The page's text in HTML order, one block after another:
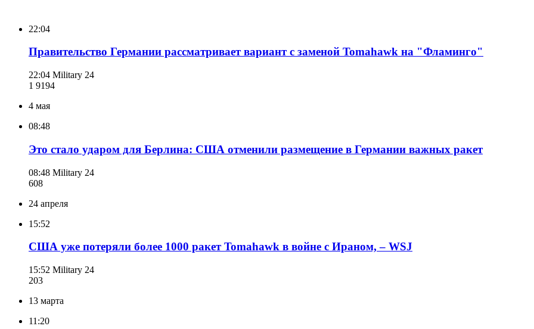
22:04
Правительство Германии рассматривает вариант с заменой Tomahawk на "Фламинго"
22:04 Military 24
1 9194
4 мая
08:48
Это стало ударом для Берлина: США отменили размещение в Германии важных ракет
08:48 Military 24
608
24 апреля
15:52
США уже потеряли более 1000 ракет Tomahawk в войне с Ираном, – WSJ
15:52 Military 24
203
13 марта
11:20